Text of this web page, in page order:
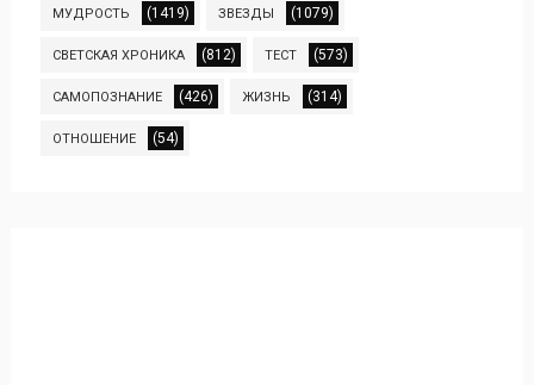
МУДРОСТЬ (1419) ЗВЕЗДЫ (1079)
СВЕТСКАЯ ХРОНИКА (812) ТЕСТ (573)
САМОПОЗНАНИЕ (426) ЖИЗНЬ (314)
ОТНОШЕНИЕ (54)